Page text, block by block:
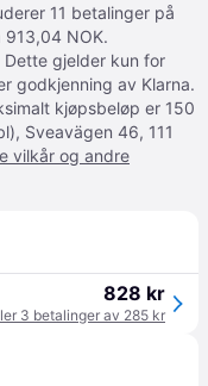
11 betalinger på
913,04 NOK.
gjelder kun for
godkjenning av Klarna.
kjøpsbeløp er 150
Sveavägen 46, 111
vilkår og andre
828 kr
3 betalinger av 285 kr